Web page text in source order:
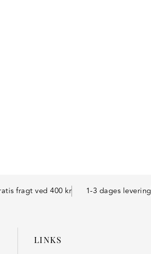
fragt ved 400 kr 1-3 dages levering
LINKS